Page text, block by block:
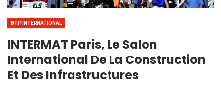
BTP INTERNATIONAL
INTERMAT Paris, Le Salon
International De La Construction
Et Des Infrastructures